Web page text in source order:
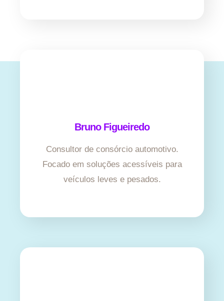
Bruno Figueiredo
Consultor de consórcio automotivo.
Focado em soluções acessíveis para
veículos leves e pesados.